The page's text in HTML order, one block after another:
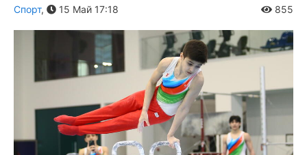
Спорт, 15 Май 17:18 855